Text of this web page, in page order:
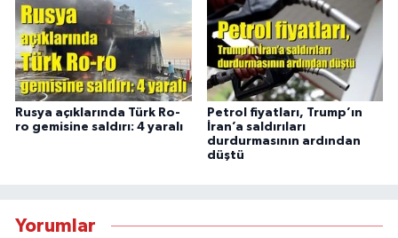
Rusya açıklarında Türk Ro-
ro gemisine saldırı: 4 yaralı
Petrol fiyatları, Trump’ın
İran’a saldırıları
durdurmasının ardından
düştü
Yorumlar